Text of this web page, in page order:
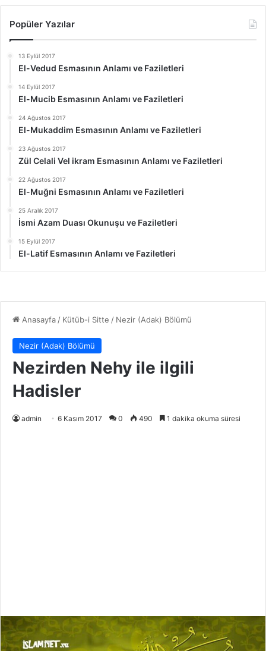
Popüler Yazılar
13 Eylül 2017
El-Vedud Esmasının Anlamı ve Faziletleri
14 Eylül 2017
El-Mucib Esmasının Anlamı ve Faziletleri
24 Ağustos 2017
El-Mukaddim Esmasının Anlamı ve Faziletleri
23 Ağustos 2017
Zül Celali Vel ikram Esmasının Anlamı ve Faziletleri
22 Ağustos 2017
El-Muğni Esmasının Anlamı ve Faziletleri
25 Aralık 2017
İsmi Azam Duası Okunuşu ve Faziletleri
15 Eylül 2017
El-Latif Esmasının Anlamı ve Faziletleri